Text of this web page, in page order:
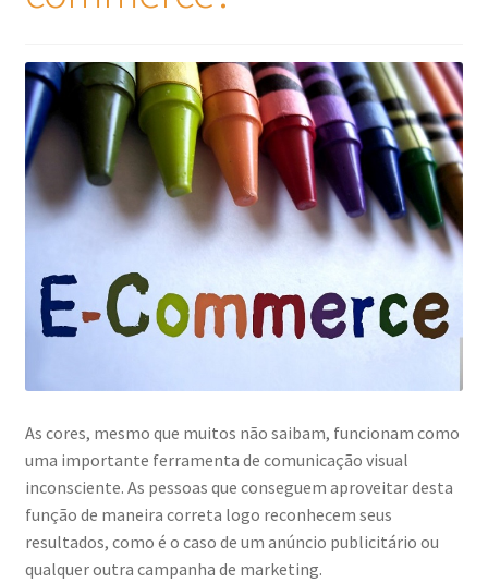
As cores, mesmo que muitos não saibam, funcionam como
uma importante ferramenta de comunicação visual
inconsciente. As pessoas que conseguem aproveitar desta
função de maneira correta logo reconhecem seus
resultados, como é o caso de um anúncio publicitário ou
qualquer outra campanha de marketing.